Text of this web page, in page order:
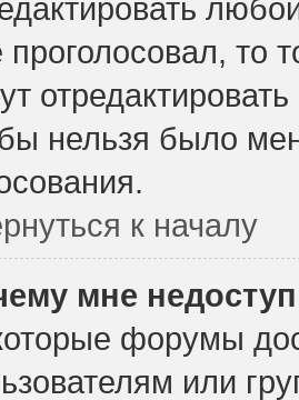
проголосовал, то
нельзя было
к началу
мне
форумы
или